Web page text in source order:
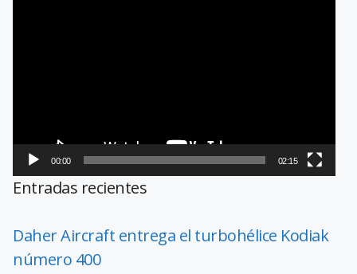
00:00 02:15
Entradas recientes
Daher Aircraft entrega el turbohélice Kodiak
número 400